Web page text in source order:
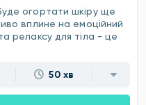
огортати шкіру ще
вплине на емоційний
релаксу для тіла - це
50 хв